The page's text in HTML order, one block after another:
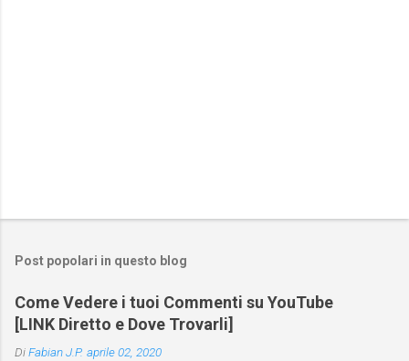
Post popolari in questo blog
Come Vedere i tuoi Commenti su YouTube
[LINK Diretto e Dove Trovarli]
DiFabian J.P. aprile 02, 2020